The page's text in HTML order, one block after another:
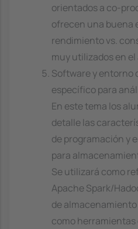
orientados a co-
ofrecen una buena
rendimiento vs.
muy utilizados en
Software y entorno
específico para
En este tema los
detalle las
de programación y
para
Se utilizará como
Apache Spark/
de
como herramientas